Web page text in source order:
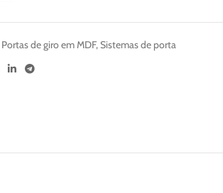
Portas de giro em MDF,Sistemas de porta